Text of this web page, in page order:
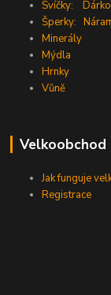
Svíčky:
Šperky:
Minerály
Mýdla
Hrnky
Vůně
Velkoobchod
Jak funguje
Registrace